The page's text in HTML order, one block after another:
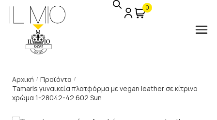
0
Αρχική / Προϊόντα /
Tamaris γυναικεία πλατφόρμα με vegan leather σε κίτρινο
χρώμα 1-28042-42 602 Sun